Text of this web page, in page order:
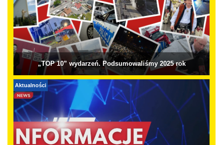
„TOP 10” wydarzeń. Podsumowaliśmy 2025 rok
Aktualności